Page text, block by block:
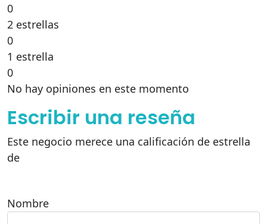
0
2 estrellas
0
1 estrella
0
No hay opiniones en este momento
Escribir una reseña
Este negocio merece una calificación de estrella
de
Nombre